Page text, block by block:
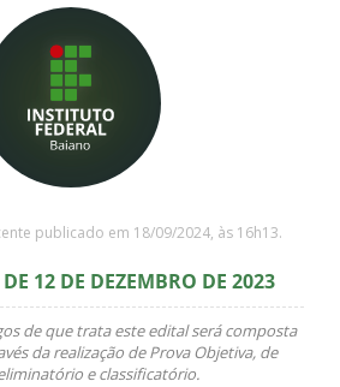
publicado em 18/09/2024, às 16h13.
12 DE DEZEMBRO DE 2023
de que trata este edital será composta
da realização de Prova Objetiva, de
e classificatório.